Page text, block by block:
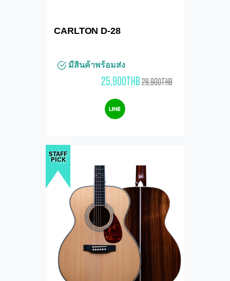
CARLTON D-28
มีสินค้าพร้อมส่ง
25,900THB28,900THB
STAFF
PICK